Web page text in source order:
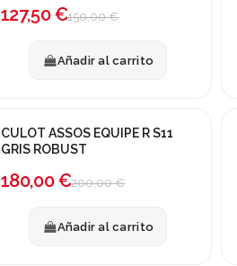
127,50 €150,00 €
Añadir al carrito
¡En oferta!
CULOT ASSOS EQUIPE R S11
GRIS ROBUST
180,00 €200,00 €
Añadir al carrito